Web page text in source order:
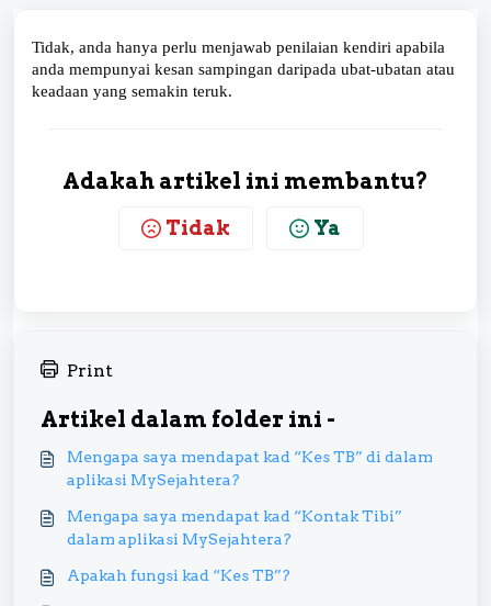
Tidak, anda hanya perlu menjawab penilaian kendiri apabila
anda mempunyai kesan sampingan daripada ubat-ubatan atau
keadaan yang semakin teruk.
Adakah artikel ini membantu?
Tidak Ya
Print
Artikel dalam folder ini -
Mengapa saya mendapat kad “Kes TB” di dalam
aplikasi MySejahtera?
Mengapa saya mendapat kad “Kontak Tibi”
dalam aplikasi MySejahtera?
Apakah fungsi kad “Kes TB”?